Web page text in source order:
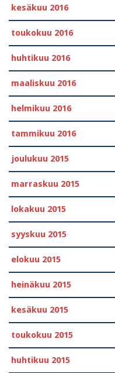
kesäkuu 2016
toukokuu 2016
huhtikuu 2016
maaliskuu 2016
helmikuu 2016
tammikuu 2016
joulukuu 2015
marraskuu 2015
lokakuu 2015
syyskuu 2015
elokuu 2015
heinäkuu 2015
kesäkuu 2015
toukokuu 2015
huhtikuu 2015